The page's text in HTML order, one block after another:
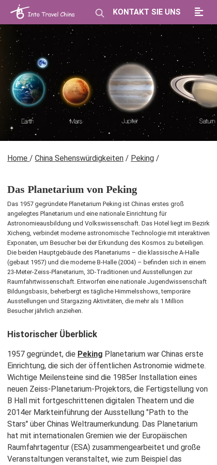
KONTAKT SIE UNS
Home / China Sehenswürdigkeiten / Peking /
Das Planetarium von Peking
Das 1957 gegründete Planetarium Peking ist Chinas erstes groß
angelegtes Planetarium und eine nationale Einrichtung für
Astronomieausbildung und Volkswissenschaft. Das Hotel liegt im Bezirk
Xicheng, verbindet moderne astronomische Technologie mit interaktiven
Exponaten, um Besucher bei der Erkundung des Kosmos zu beteiligen.
Die beiden Hauptgebäude des Planetariums – die klassische A-Halle
(gebaut 1957) und die moderne B-Halle (2004) – befinden sich in einem
23-Meter-Zeiss-Planetarium, 3D-Traditionen und Ausstellungen zur
Raumfahrtwissenschaft. Entworfen eine nationale Jugendwissenschaft
Bildungsbasis, beherbergt es tägliche Himmelsshows, temporäre
Ausstellungen und Stargazing Aktivitäten, die mehr als 1 Million
Besucher jährlich anziehen.
Historischer Überblick
1957 gegründet, die Peking Planetarium war Chinas erste
Einrichtung, die sich der öffentlichen Astronomie widmete.
Wichtige Meilensteine sind die 1985er Installation eines
neuen Zeiss-Planetarium-Projektors, die Fertigstellung von
B Hall mit fortgeschrittenen digitalen Theatern und die
2014er Markteinführung der Ausstellung "Path to the
Stars" über Chinas Weltraumerkundung. Das Planetarium
hat mit internationalen Gremien wie der Europäischen
Raumfahrtagentur (ESA) zusammengearbeitet und große
Veranstaltungen veranstaltet, wie zum Beispiel das